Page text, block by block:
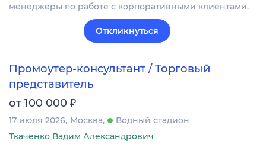
менеджеры по работе с корпоративными клиентами.
Откликнуться
Промоутер-консультант / Торговый
представитель
от 100 000 ₽
17 июля 2026 Москва
Водный стадион
Ткаченко Вадим Александрович